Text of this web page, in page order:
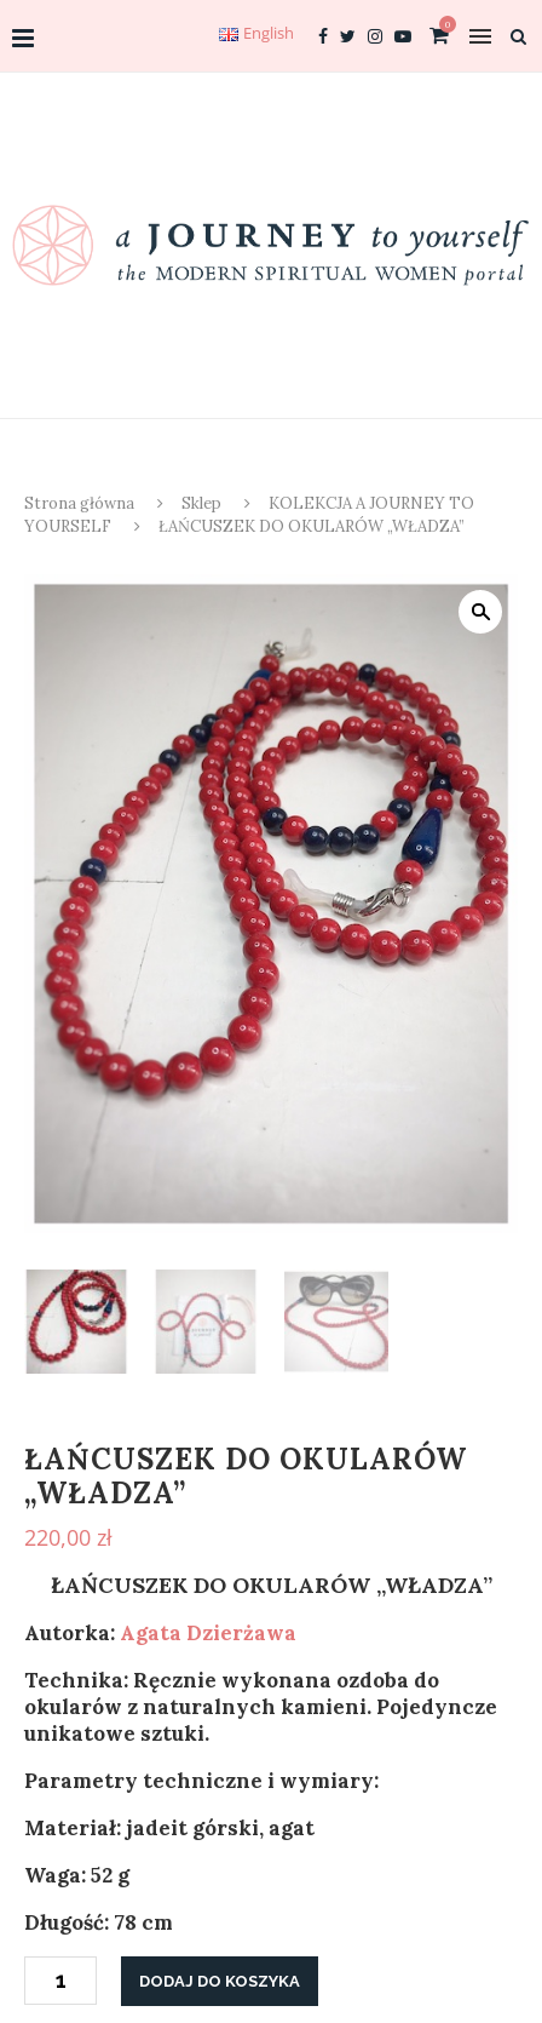
0
English
Strona główna Sklep
KOLEKCJA A JOURNEY TO
YOURSELF
ŁAŃCUSZEK DO OKULARÓW „WŁADZA”
ŁAŃCUSZEK DO OKULARÓW
„WŁADZA”
220,00 zł
ŁAŃCUSZEK DO OKULARÓW „WŁADZA”
Autorka: Agata Dzierżawa
Technika: Ręcznie wykonana ozdoba do
okularów z naturalnych kamieni. Pojedyncze
unikatowe sztuki.
Parametry techniczne i wymiary:
Materiał: jadeit górski, agat
Waga: 52 g
Długość: 78 cm
ŁAŃCUSZEK
DO
DODAJ DO KOSZYKA